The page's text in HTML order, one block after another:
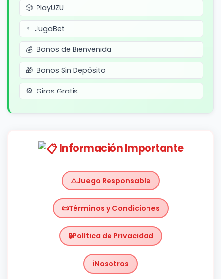
PlayUZU
JugaBet
Bonos de Bienvenida
Bonos Sin Depósito
Giros Gratis
Información Importante
Juego Responsable
Términos y Condiciones
Política de Privacidad
Nosotros